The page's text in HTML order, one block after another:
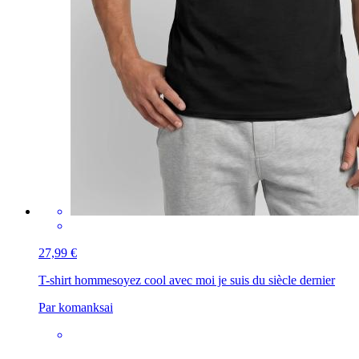
27,99 €
T-shirt hommesoyez cool avec moi je suis du siècle dernier
Par komanksai